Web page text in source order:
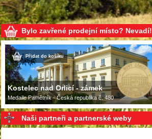
Bylo zavřené prodejní místo?
Přidat do košíku
Kostelec nad Orlicí - zámek
Medaile Pamětník - Česká republika č. 480
Naši partneři a partnerské weby